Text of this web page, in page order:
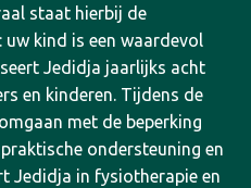
staat hierbij de
kind is een waardevol
Jedidja jaarlijks acht
en kinderen. Tijdens de
met de beperking
ondersteuning en
Jedidja in fysiotherapie en